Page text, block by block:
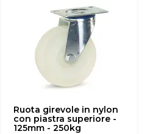
Ruota girevole in nylon
con piastra superiore -
125mm - 250kg